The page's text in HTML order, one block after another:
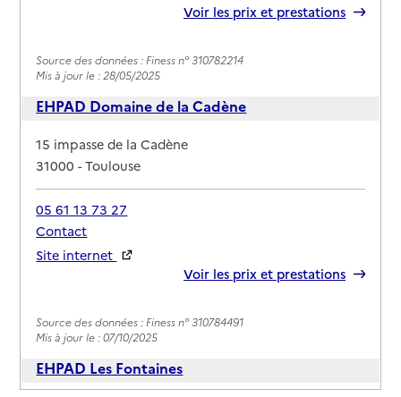
Voir les prix et prestations
Source des données : Finess n° 310782214
Mis à jour le : 28/05/2025
EHPAD Domaine de la Cadène
Adresse
15 impasse de la Cadène
31000-Toulouse
05 61 13 73 27
Contact
Site internet
Voir les prix et prestations
Source des données : Finess n° 310784491
Mis à jour le : 07/10/2025
EHPAD Les Fontaines